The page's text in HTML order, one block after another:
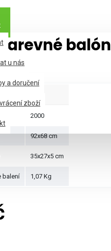
u nás
a doručení
zboží
2000
92x68 cm
35x27x5 cm
balení 1,07 Kg